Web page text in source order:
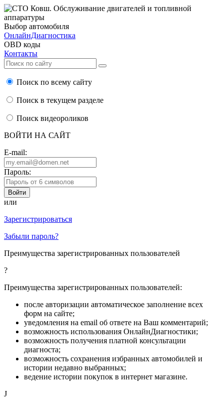
Выбор автомобиля
ОнлайнДиагностика
OBD коды
Контакты
Поиск по всему сайту
Поиск в текущем разделе
Поиск видеороликов
ВОЙТИ НА САЙТ
E-mail:
Пароль:
или
Зарегистрироваться
Забыли пароль?
Преимущества зарегистрированных пользователей
?
Преимущества зарегистрированных пользователей:
после авторизации автоматическое заполнение всех
форм на сайте;
уведомления на email об ответе на Ваш комментарий;
возможность использования ОнлайнДиагностики;
возможность получения платной консультации
диагноста;
возможность сохранения избранных автомобилей и
истории недавно выбранных;
ведение истории покупок в интернет магазине.
J